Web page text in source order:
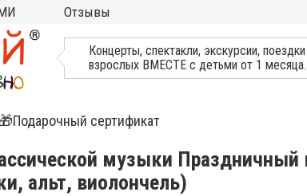
Пресса о нас
Отзывы
Концерты, спектакли, экскурсии,
взрослых ВМЕСТЕ с детьми от 1 месяца.
🎁Подарочный сертификат
музыки
альт, виолончель)